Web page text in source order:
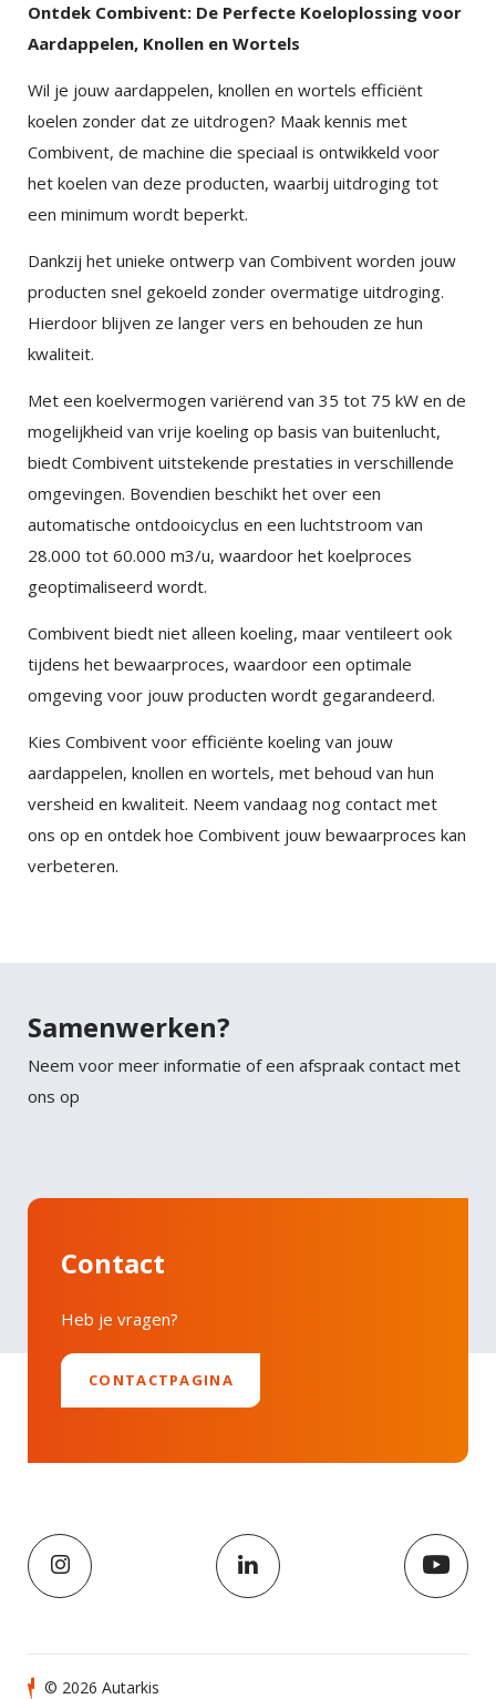
Ontdek Combivent: De Perfecte Koeloplossing voor
Aardappelen, Knollen en Wortels
Wil je jouw aardappelen, knollen en wortels efficiënt
koelen zonder dat ze uitdrogen? Maak kennis met
Combivent, de machine die speciaal is ontwikkeld voor
het koelen van deze producten, waarbij uitdroging tot
een minimum wordt beperkt.
Dankzij het unieke ontwerp van Combivent worden jouw
producten snel gekoeld zonder overmatige uitdroging.
Hierdoor blijven ze langer vers en behouden ze hun
kwaliteit.
Met een koelvermogen variërend van 35 tot 75 kW en de
mogelijkheid van vrije koeling op basis van buitenlucht,
biedt Combivent uitstekende prestaties in verschillende
omgevingen. Bovendien beschikt het over een
automatische ontdooicyclus en een luchtstroom van
28.000 tot 60.000 m3/u, waardoor het koelproces
geoptimaliseerd wordt.
Combivent biedt niet alleen koeling, maar ventileert ook
tijdens het bewaarproces, waardoor een optimale
omgeving voor jouw producten wordt gegarandeerd.
Kies Combivent voor efficiënte koeling van jouw
aardappelen, knollen en wortels, met behoud van hun
versheid en kwaliteit. Neem vandaag nog contact met
ons op en ontdek hoe Combivent jouw bewaarproces kan
verbeteren.
Samenwerken?
Neem voor meer informatie of een afspraak contact met
ons op
Contact
Heb je vragen?
CONTACTPAGINA
© 2026 Autarkis
SHARE ×
Facebook
Tristique sollicitudin nibh sit amet commodo nulla.
Penatibus et magnis dis parturient montes
nascetur ridiculus mus. Id aliquet risus feugiat in
ante. Nullam vehicula ipsum a arcu. Tristique
magna sit amet purus gravida quis blandit turpis.
Tortor consequat id porta nibh venenatis cras sed
Faucibus vitae aliquet nec ullamcorper sit amet
risus nullam. Orci sagittis eu volutpat odio facilisis
auctor eu. Interdum posuere lorem ipsum dolor sit
amet consectetur adipiscing.